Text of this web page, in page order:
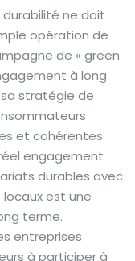
durabilité ne doit
opération de
de « green
à long
stratégie de
et cohérentes
engagement
durables avec
est une
terme.
entreprises
à participer à